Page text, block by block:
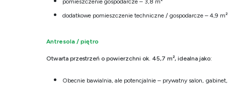
dodatkowe pomieszczenie techniczne / gospodarcze – 4,9 m²
Antresola / piętro
Otwarta przestrzeń o powierzchni ok. 45,7 m², idealna jako:
Obecnie bawialnia, ale potencjalnie – prywatny salon, gabinet,